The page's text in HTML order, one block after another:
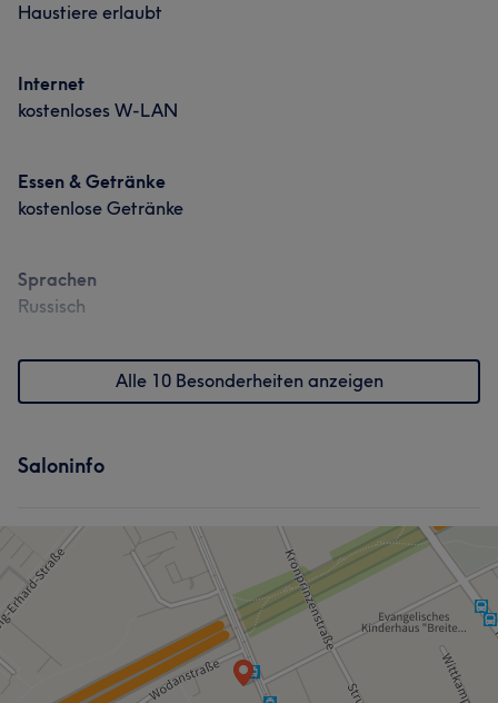
Haustiere erlaubt
Internet
kostenloses W-LAN
Essen & Getränke
kostenlose Getränke
Sprachen
Russisch
Alle 10 Besonderheiten anzeigen
Saloninfo